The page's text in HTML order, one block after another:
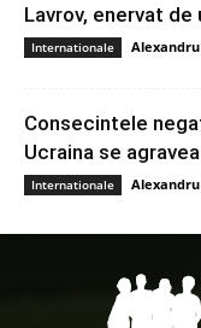
Lavrov, enervat de
Internationale Alexandru
Consecintele
Ucraina se
Internationale Alexandru